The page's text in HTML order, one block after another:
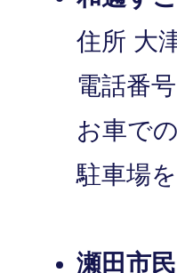
住所 大
電話番
お車で
駐車場
瀬田市